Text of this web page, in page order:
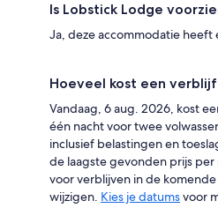
Is Lobstick Lodge
Ja, deze accommodatie
Hoeveel kost een
Vandaag, 6 aug. 2026, kost
één nacht voor twee
inclusief belastingen en
de laagste gevonden prijs
voor verblijven in de
wijzigen. Kies je datumsvoor